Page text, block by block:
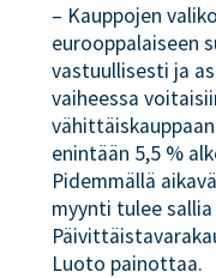
– Kauppojen
eurooppalaiseen
vastuullisesti ja
vaiheessa
enintään 5,5 %
Pidemmällä
myynti tulee
Luoto painottaa.